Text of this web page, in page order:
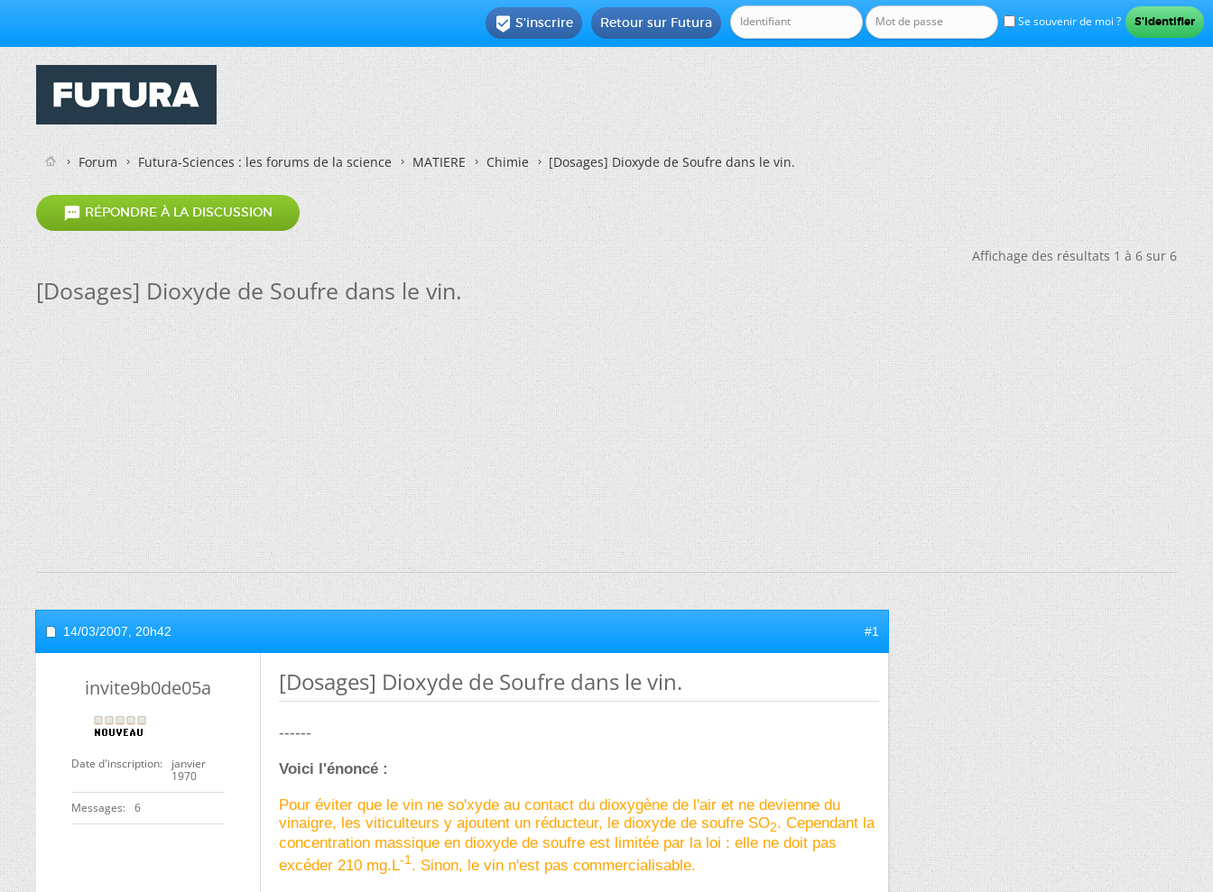
Se souvenir de moi ?
Retour sur Futura
 S'inscrire
Forum Futura-Sciences : les forums de la science MATIERE Chimie [Dosages] Dioxyde de Soufre dans le vin.
 RÉPONDRE À LA DISCUSSION
Affichage des résultats 1 à 6 sur 6
[Dosages] Dioxyde de Soufre dans le vin.
14/03/2007, 20h42 #1
invite9b0de05a
Date d'inscription
janvier
1970
Messages 6
[Dosages] Dioxyde de Soufre dans le vin.
------
Voici l'énoncé :
Pour éviter que le vin ne so'xyde au contact du dioxygène de l'air et ne devienne du
vinaigre, les viticulteurs y ajoutent un réducteur, le dioxyde de soufre SO2. Cependant la
concentration massique en dioxyde de soufre est limitée par la loi : elle ne doit pas
excéder 210 mg.L-1. Sinon, le vin n'est pas commercialisable.